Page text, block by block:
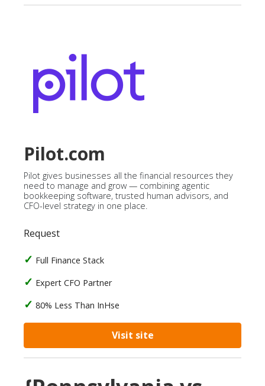
Pilot.com
Pilot gives businesses all the financial resources they
need to manage and grow — combining agentic
bookkeeping software, trusted human advisors, and
CFO-level strategy in one place.
Request
Full Finance Stack
Expert CFO Partner
80% Less Than InHse
Visit site